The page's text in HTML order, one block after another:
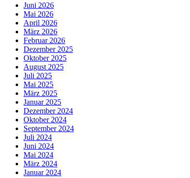
Juni 2026
Mai 2026
April 2026
März 2026
Februar 2026
Dezember 2025
Oktober 2025
August 2025
Juli 2025
Mai 2025
März 2025
Januar 2025
Dezember 2024
Oktober 2024
September 2024
Juli 2024
Juni 2024
Mai 2024
März 2024
Januar 2024